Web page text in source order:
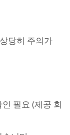
당히 주의가
필요 (제공 회